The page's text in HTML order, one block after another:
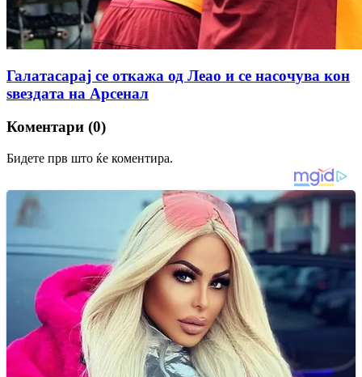
Галатасарај се откажа од Леао и се насочува кон
ѕвездата на Арсенал
Коментари (0)
Бидете прв што ќе коментира.